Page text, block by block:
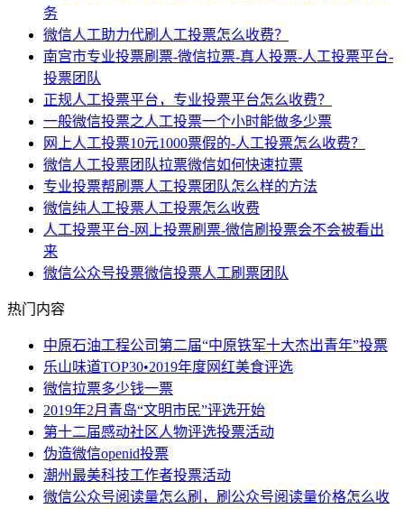
务
微信人工助力代刷人工投票怎么收费？
南宫市专业投票刷票-微信拉票-真人投票-人工投票平台-
投票团队
正规人工投票平台，专业投票平台怎么收费？
一般微信投票之人工投票一个小时能做多少票
网上人工投票10元1000票假的-人工投票怎么收费？
微信人工投票团队拉票微信如何快速拉票
专业投票帮刷票人工投票团队怎么样的方法
微信纯人工投票人工投票怎么收费
人工投票平台-网上投票刷票-微信刷投票会不会被看出
来
微信公众号投票微信投票人工刷票团队
热门内容
中原石油工程公司第二届“中原铁军十大杰出青年”投票
乐山味道TOP30•2019年度网红美食评选
微信拉票多少钱一票
2019年2月青岛“文明市民”评选开始
第十二届感动社区人物评选投票活动
伪造微信openid投票
潮州最美科技工作者投票活动
微信公众号阅读量怎么刷，刷公众号阅读量价格怎么收